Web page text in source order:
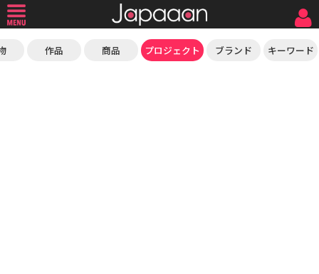
作品 商品 プロジェクト ブランド キーワード